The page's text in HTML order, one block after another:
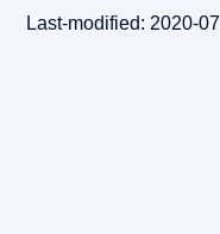
Last-modified: 2020-